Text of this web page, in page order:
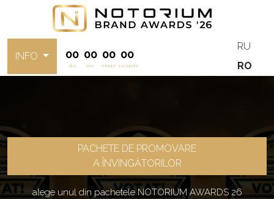
INFO 00
zile
00
ore
00
minute
00
secunde
RU
RO
PACHETE DE PROMOVARE
A ÎNVINGĂTORILOR
alege unul din pachetele NOTORIUM AWARDS 26